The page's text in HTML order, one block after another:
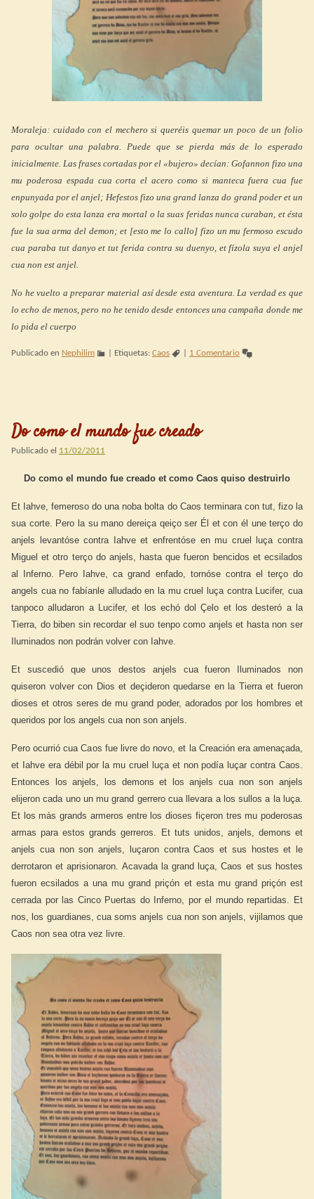
Moraleja: cuidado con el mechero si queréis quemar un poco de un folio
para ocultar una palabra. Puede que se pierda más de lo esperado
inicialmente. Las frases cortadas por el «bujero» decían: Gofannon fizo una
mu poderosa espada cua corta el acero como si manteca fuera cua fue
enpunyada por el anjel; Hefestos fizo una grand lanza do grand poder et un
solo golpe do esta lanza era mortal o la suas feridas nunca curaban, et ésta
fue la sua arma del demon; et [esto me lo callo] fizo un mu fermoso escudo
cua paraba tut danyo et tut ferida contra su duenyo, et fízola suya el anjel
cua non est anjel.
No he vuelto a preparar material así desde esta aventura. La verdad es que
lo echo de menos, pero no he tenido desde entonces una campaña donde me
lo pida el cuerpo
Publicado en Nephilim Etiquetas: Caos 1 Comentario
Do como el mundo fue creado
Publicado el 11/02/2011
Do como el mundo fue creado et como Caos quiso destruirlo
Et Iahve, femeroso do una noba bolta do Caos terminara con tut, fizo la
sua corte. Pero la su mano dereiça qeiço ser Él et con él une terço do
anjels levantóse contra Iahve et enfrentóse en mu cruel luça contra
Miguel et otro terço do anjels, hasta que fueron bencidos et ecsilados
al Inferno. Pero Iahve, ca grand enfado, tornóse contra el terço do
angels cua no fabíanle alludado en la mu cruel luça contra Lucifer, cua
tanpoco alludaron a Lucifer, et los echó dol Çelo et los desteró a la
Tierra, do biben sin recordar el suo tenpo como anjels et hasta non ser
Iluminados non podrán volver con Iahve.
Et suscedió que unos destos anjels cua fueron Iluminados non
quiseron volver con Dios et deçideron quedarse en la Tierra et fueron
dioses et otros seres de mu grand poder, adorados por los hombres et
queridos por los angels cua non son anjels.
Pero ocurrió cua Caos fue livre do novo, et la Creación era amenaçada,
et Iahve era débil por la mu cruel luça et non podía luçar contra Caos.
Entonces los anjels, los demons et los anjels cua non son anjels
elijeron cada uno un mu grand gerrero cua llevara a los sullos a la luça.
Et los más grands armeros entre los dioses fiçeron tres mu poderosas
armas para estos grands gerreros. Et tuts unidos, anjels, demons et
anjels cua non son anjels, luçaron contra Caos et sus hostes et le
derrotaron et aprisionaron. Acavada la grand luça, Caos et sus hostes
fueron ecsilados a una mu grand priçón et esta mu grand priçón est
cerrada por las Cinco Puertas do Inferno, por el mundo repartidas. Et
nos, los guardianes, cua soms anjels cua non son anjels, vijilamos que
Caos non sea otra vez livre.